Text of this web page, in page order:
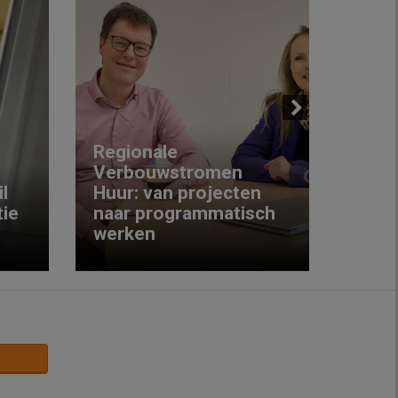
Regionale
Verbouwstromen
Huur: van projecten
naar programmatisch
werken
Next